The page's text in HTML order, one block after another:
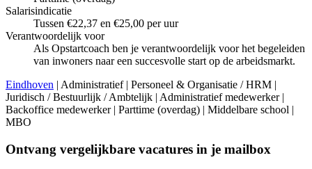
Salarisindicatie
Tussen €22,37 en €25,00 per uur
Verantwoordelijk voor
Als Opstartcoach ben je verantwoordelijk voor het begeleiden
van inwoners naar een succesvolle start op de arbeidsmarkt.
Eindhoven | Administratief | Personeel & Organisatie / HRM |
Juridisch / Bestuurlijk / Ambtelijk | Administratief medewerker |
Backoffice medewerker | Parttime (overdag) | Middelbare school |
MBO
Ontvang vergelijkbare vacatures in je mailbox